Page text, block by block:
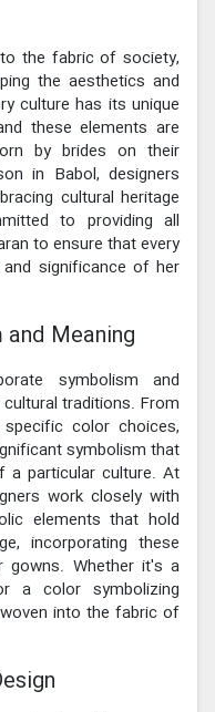
the fabric of society,
the aesthetics and
culture has its unique
these elements are
by brides on their
in Babol, designers
cultural heritage
to providing all
to ensure that every
significance of her
Meaning
symbolism and
traditions. From
color choices,
symbolism that
a particular culture. At
work closely with
elements that hold
incorporating these
Whether it's a
a color symbolizing
into the fabric of